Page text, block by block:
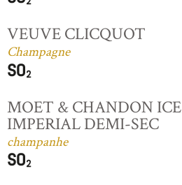
VEUVE CLICQUOT
Champagne
MOET & CHANDON ICE
IMPERIAL DEMI-SEC
champanhe